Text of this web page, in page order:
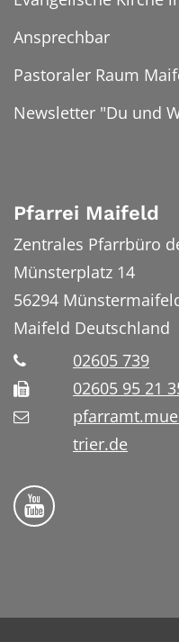
Ansprechbar
Pastoraler Raum
Newsletter "Du und
Pfarrei Maifeld
Zentrales Pfarrbüro
Münsterplatz 14
56294
Maifeld Deutschland
02605 739
02605 95 21
trier.de
Folge uns auf